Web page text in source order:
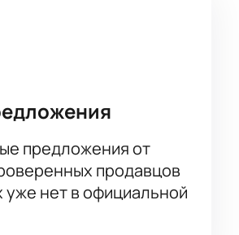
предложения от
продавцов
нет в официальной